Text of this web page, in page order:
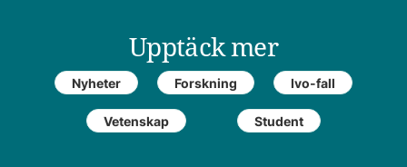
Upptäck mer
Nyheter Forskning Ivo-fall
Vetenskap Student